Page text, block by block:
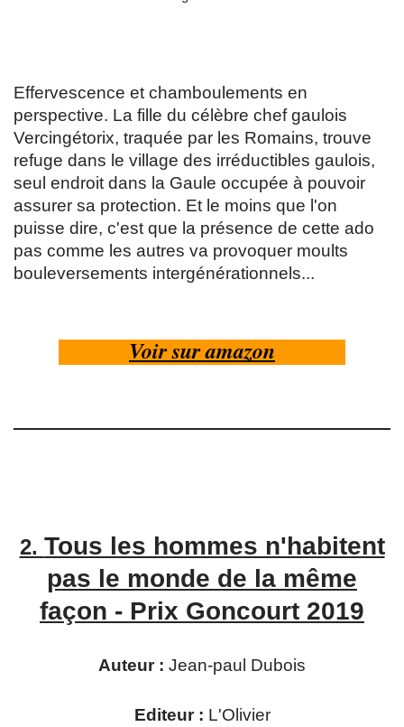
Effervescence et chamboulements en
perspective. La fille du célèbre chef gaulois
Vercingétorix, traquée par les Romains, trouve
refuge dans le village des irréductibles gaulois,
seul endroit dans la Gaule occupée à pouvoir
assurer sa protection. Et le moins que l'on
puisse dire, c'est que la présence de cette ado
pas comme les autres va provoquer moults
bouleversements intergénérationnels...
Voir sur amazon
2. Tous les hommes n'habitent
pas le monde de la même
façon - Prix Goncourt 2019
Auteur : Jean-paul Dubois
Editeur : L'Olivier